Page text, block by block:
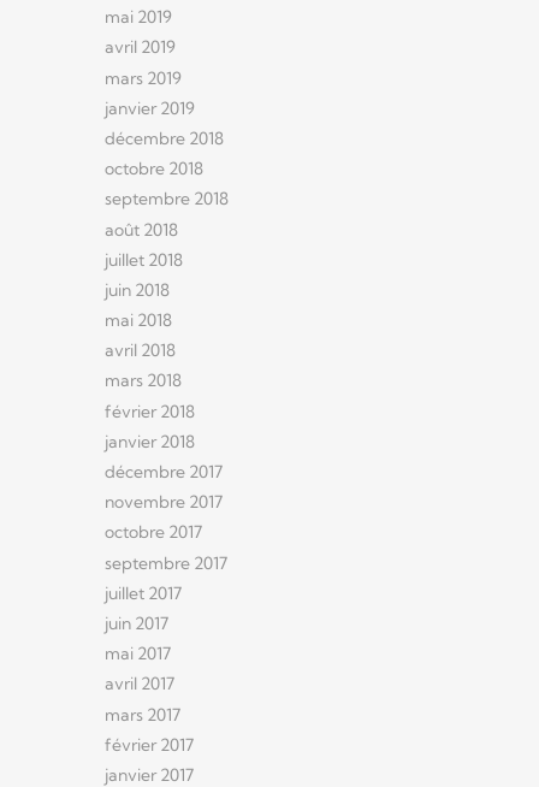
mai 2019
avril 2019
mars 2019
janvier 2019
décembre 2018
octobre 2018
septembre 2018
août 2018
juillet 2018
juin 2018
mai 2018
avril 2018
mars 2018
février 2018
janvier 2018
décembre 2017
novembre 2017
octobre 2017
septembre 2017
juillet 2017
juin 2017
mai 2017
avril 2017
mars 2017
février 2017
janvier 2017